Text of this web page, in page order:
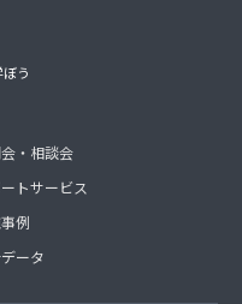
う
・相談会
トサービス
例
ータ